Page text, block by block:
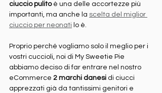
ciuccio pulito è una delle accortezze più
importanti, ma anche la scelta del miglior
ciuccio per neonati lo è.
Proprio perché vogliamo solo il meglio per i
vostri cuccioli, noi di My Sweetie Pie
abbiamo deciso di far entrare nel nostro
eCommerce 2 marchi danesi di ciucci
apprezzati già da tantissimi genitori e